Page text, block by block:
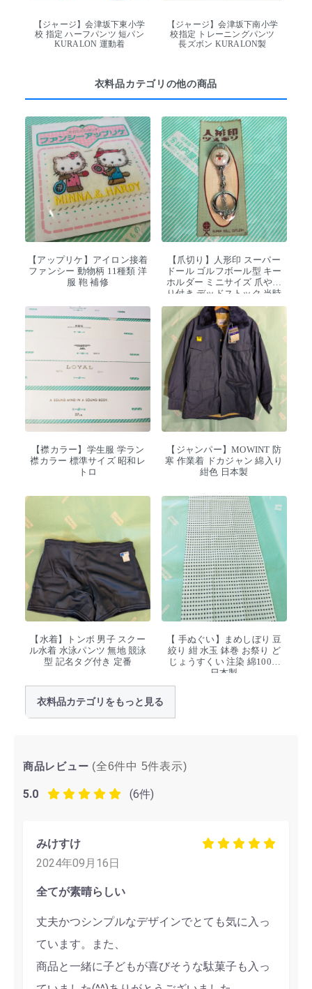
【ジャージ】会津坂下東小学
校 指定 ハーフパンツ 短パン
KURALON 運動着
【ジャージ】会津坂下南小学
校指定 トレーニングパンツ
長ズボン KURALON製
衣料品カテゴリの他の商品
【アップリケ】アイロン接着
ファンシー 動物柄 11種類 洋
服 鞄 補修
【爪切り】人形印 スーパー
ドール ゴルフボール型 キー
ホルダー ミニサイズ 爪やす
り付き デッドストック 当時
物
【襟カラー】学生服 学ラン
襟カラー 標準サイズ 昭和レ
トロ
【ジャンパー】MOWINT 防
寒 作業着 ドカジャン 綿入り
紺色 日本製
【水着】トンボ 男子 スクー
ル水着 水泳パンツ 無地 競泳
型 記名タグ付き 定番
【 手ぬぐい】まめしぼり 豆
絞り 紺 水玉 鉢巻 お祭り ど
じょうすくい 注染 綿100%
日本製
衣料品カテゴリをもっと見る
商品レビュー (全6件中 5件表示)
5.0 (6件)
みけすけ
2024年09月16日
全てが素晴らしい
丈夫かつシンプルなデザインでとても気に入っ
ています。また、
商品と一緒に子どもが喜びそうな駄菓子も入っ